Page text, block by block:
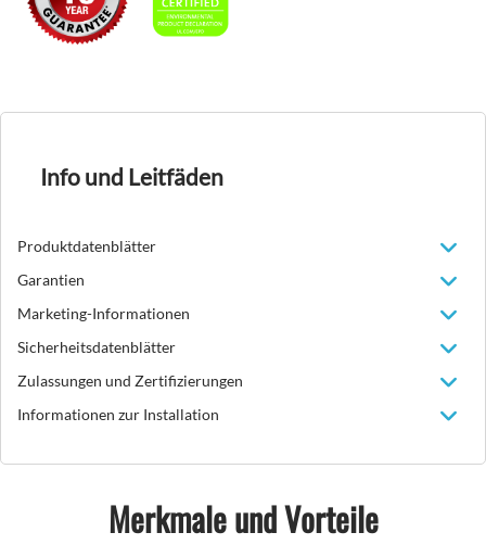
Info und Leitfäden
Produktdatenblätter
Garantien
Marketing-Informationen
Sicherheitsdatenblätter
Zulassungen und Zertifizierungen
Informationen zur Installation
Merkmale und Vorteile